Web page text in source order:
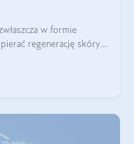
w formie
regenerację skóry i